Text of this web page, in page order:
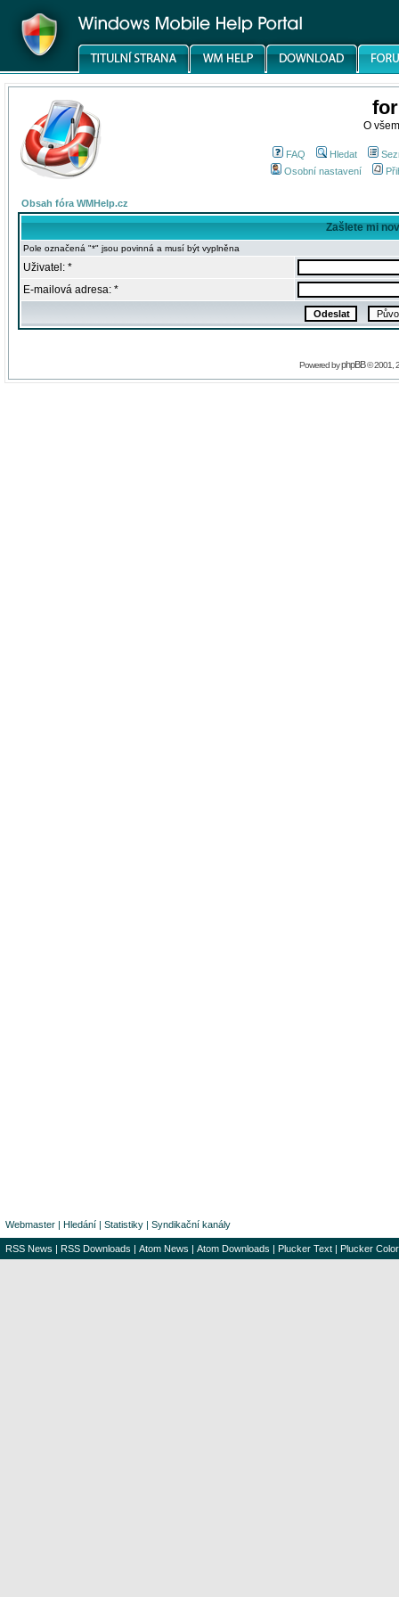
O
FAQ Hledat
Osobní nastavení
Obsah fóra WMHelp.cz
Zašlete mi
Pole označená "*" jsou povinná a musí být vyplněna
Uživatel: *
E-mailová adresa: *
Powered byphpBB© 2001,
Webmaster | Hledání | Statistiky | Syndikační kanály
RSS News | RSS Downloads | Atom News | Atom Downloads | Plucker Text | Plucker Color